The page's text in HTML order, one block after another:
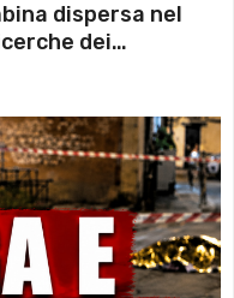
dispersa nel
dei